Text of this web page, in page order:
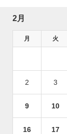
2月
月 火
2 3
9 10
16 17